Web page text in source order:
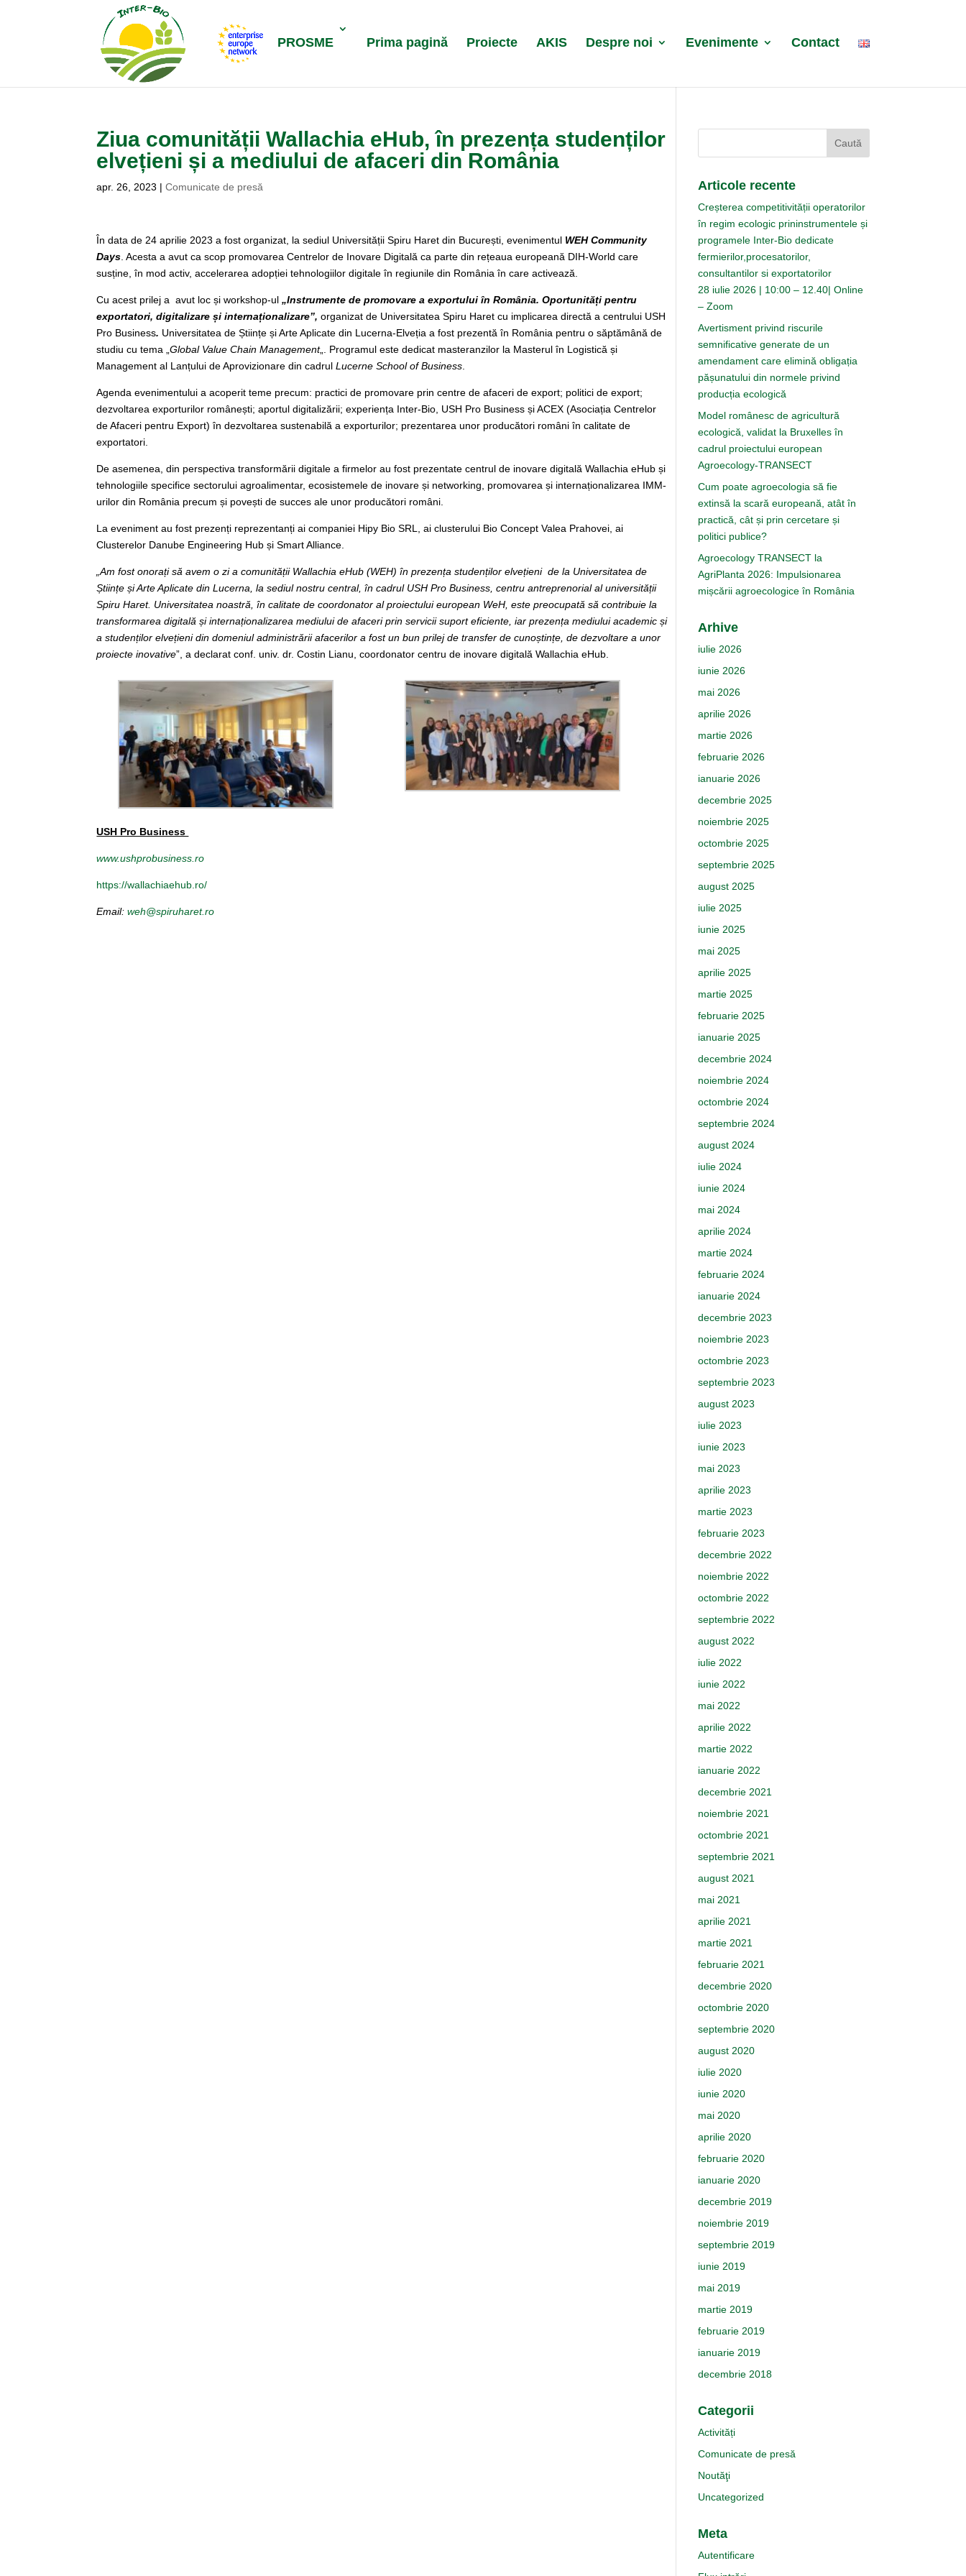
PROSME Prima pagină Proiecte AKIS Despre noi Evenimente Contact
Ziua comunității Wallachia eHub, în prezența studenților
elvețieni și a mediului de afaceri din România
apr. 26, 2023 |Comunicate de presă
În data de 24 aprilie 2023 a fost organizat, la sediul Universității Spiru Haret din București, evenimentul WEH Community
Days . Acesta a avut ca scop promovarea Centrelor de Inovare Digitală ca parte din rețeaua europeană DIH-World care
susține, în mod activ, accelerarea adopției tehnologiilor digitale în regiunile din România în care activează.
Cu acest prilej a avut loc și workshop-ul„Instrumente de promovare a exportului în România. Oportunități pentru
exportatori, digitalizare și internaționalizare”,organizat de Universitatea Spiru Haret cu implicarea directă a centrului USH
Pro Business. Universitatea de Științe și Arte Aplicate din Lucerna-Elveția a fost prezentă în România pentru o săptămână de
studiu cu tema „Global Value Chain Management„. Programul este dedicat masteranzilor la Masterul în Logistică și
Management al Lanțului de Aprovizionare din cadrulLucerne School of Business
Agenda evenimentului a acoperit teme precum: practici de promovare prin centre de afaceri de export; politici de export;
dezvoltarea exporturilor românești; aportul digitalizării; experiența Inter-Bio, USH Pro Business și ACEX (Asociația Centrelor
de Afaceri pentru Export) în dezvoltarea sustenabilă a exporturilor; prezentarea unor producători români în calitate de
exportatori.
De asemenea, din perspectiva transformării digitale a firmelor au fost prezentate centrul de inovare digitală Wallachia eHub și
tehnologiile specifice sectorului agroalimentar, ecosistemele de inovare și networking, promovarea și internaționalizarea IMM-
urilor din România precum și povești de succes ale unor producători români.
La eveniment au fost prezenți reprezentanți ai companiei Hipy Bio SRL, ai clusterului Bio Concept Valea Prahovei, ai
Clusterelor Danube Engineering Hub și Smart Alliance.
„Am fost onorați să avem o zi a comunității Wallachia eHub (WEH) în prezența studenților elvețieni de la Universitatea de
Științe și Arte Aplicate din Lucerna, la sediul nostru central, în cadrul USH Pro Business, centru antreprenorial al universității
Spiru Haret. Universitatea noastră, în calitate de coordonator al proiectului european WeH, este preocupată să contribuie la
transformareadigitală și internaționalizarea mediului de afaceri prin servicii suport eficiente, iar prezența mediului academic și
a studenților elvețieni din domeniul administrării afacerilor a fost un bun prilej de transfer de cunoștințe, de dezvoltare a unor
proiecte inovative”, a declarat conf. univ. dr. Costin Lianu, coordonator centru de inovare digitală Wallachia eHub.
USH Pro Business
www.ushprobusiness.ro
https://wallachiaehub.ro/
Email:weh@spiruharet.ro
Articole recente
Creșterea competitivității operatorilor
în regim ecologic prininstrumentele și
programele Inter-Bio dedicate
fermierilor,procesatorilor,
consultantilor si exportatorilor
28 iulie 2026 | 10:00 – 12.40| Online
– Zoom
Avertisment privind riscurile
semnificative generate de un
amendament care elimină obligația
pășunatului din normele privind
producția ecologică
Model românesc de agricultură
ecologică, validat la Bruxelles în
cadrul proiectului european
Agroecology-TRANSECT
Cum poate agroecologia să fie
extinsă la scară europeană, atât în
practică, cât și prin cercetare și
politici publice?
Agroecology TRANSECT la
AgriPlanta 2026: Impulsionarea
mișcării agroecologice în România
Arhive
iulie 2026
iunie 2026
mai 2026
aprilie 2026
martie 2026
februarie 2026
ianuarie 2026
decembrie 2025
noiembrie 2025
octombrie 2025
septembrie 2025
august 2025
iulie 2025
iunie 2025
mai 2025
aprilie 2025
martie 2025
februarie 2025
ianuarie 2025
decembrie 2024
noiembrie 2024
octombrie 2024
septembrie 2024
august 2024
iulie 2024
iunie 2024
mai 2024
aprilie 2024
martie 2024
februarie 2024
ianuarie 2024
decembrie 2023
noiembrie 2023
octombrie 2023
septembrie 2023
august 2023
iulie 2023
iunie 2023
mai 2023
aprilie 2023
martie 2023
februarie 2023
decembrie 2022
noiembrie 2022
octombrie 2022
septembrie 2022
august 2022
iulie 2022
iunie 2022
mai 2022
aprilie 2022
martie 2022
ianuarie 2022
decembrie 2021
noiembrie 2021
octombrie 2021
septembrie 2021
august 2021
mai 2021
aprilie 2021
martie 2021
februarie 2021
decembrie 2020
octombrie 2020
septembrie 2020
august 2020
iulie 2020
iunie 2020
mai 2020
aprilie 2020
februarie 2020
ianuarie 2020
decembrie 2019
noiembrie 2019
septembrie 2019
iunie 2019
mai 2019
martie 2019
februarie 2019
ianuarie 2019
decembrie 2018
Categorii
Activități
Comunicate de presă
Noutăţi
Uncategorized
Meta
Autentificare